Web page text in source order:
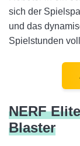
sich der
und das
Spielstunden
NERF
Blaster